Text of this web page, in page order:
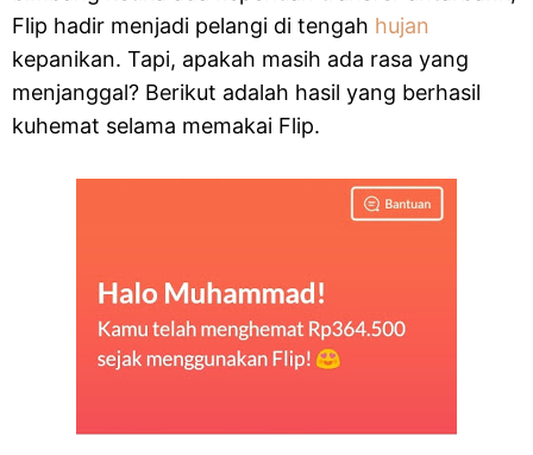
Flip hadir menjadi pelangi di tengah hujan
kepanikan. Tapi, apakah masih ada rasa yang
menjanggal? Berikut adalah hasil yang berhasil
kuhemat selama memakai Flip.